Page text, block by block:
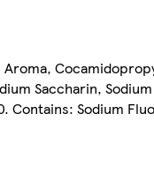
Saccharin,
Contains: Sodium